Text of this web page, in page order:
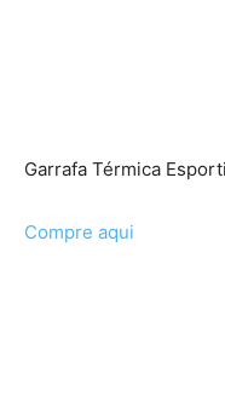
Garrafa Térmica
Compre aqui